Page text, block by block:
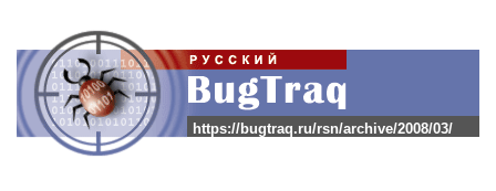
https://bugtraq.ru/rsn/archive/2008/03/